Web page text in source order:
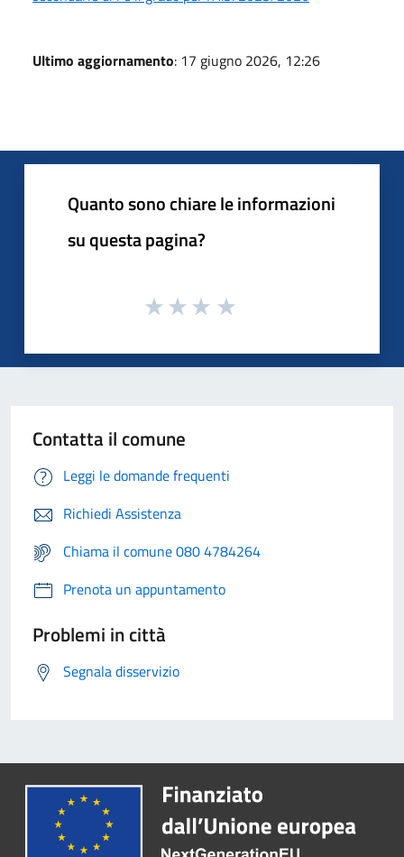
Ultimo aggiornamento: 17 giugno 2026, 12:26
Quanto sono chiare le informazioni
su questa pagina?
Contatta il comune
Leggi le domande frequenti
Richiedi Assistenza
Chiama il comune 080 4784264
Prenota un appuntamento
Problemi in città
Segnala disservizio